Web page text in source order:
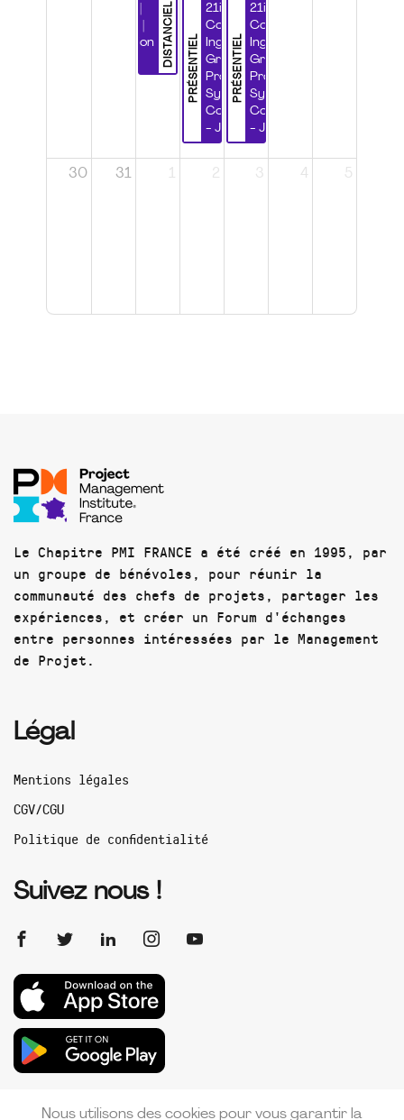
DISTANCIEL
Certification
PRÉSENTIEL
21ième
Congrès
Ingénierie
Grands
Projets et
Systèmes
Complexes
- Jour 1
PRÉSENTIEL
21ième
Congrès
Ingénierie
Grands
Projets et
Systèmes
Complexes
- Jour 2
30 31 1 2 3 4 5
Le Chapitre PMI FRANCE a été créé en 1995, par
un groupe de bénévoles, pour réunir la
communauté des chefs de projets, partager les
expériences, et créer un Forum d'échanges
entre personnes intéressées par le Management
de Projet.
Légal
Mentions légales
CGV/CGU
Politique de confidentialité
Suivez nous !
Nous utilisons des cookies pour vous garantir la